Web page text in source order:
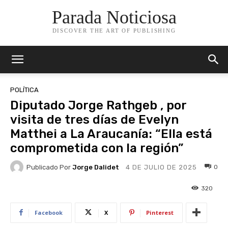
Parada Noticiosa
DISCOVER THE ART OF PUBLISHING
POLÍTICA
Diputado Jorge Rathgeb , por
visita de tres días de Evelyn
Matthei a La Araucanía: “Ella está
comprometida con la región”
Publicado Por Jorge Dalidet 4 DE JULIO DE 2025 0
320
Facebook X Pinterest